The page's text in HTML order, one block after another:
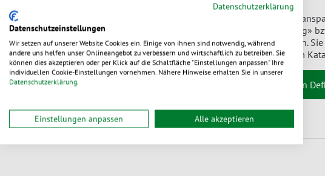
Wir haben klar und
uns so als «nachhaltig»
ausgezeichnet werden.
unseren Produkten im
Mehr zu unseren
Datenschutzerklärung
Datenschutzeinstellungen
Wir setzen auf unserer Website Cookies ein. Einige von ihnen sind notwendig, während
andere uns helfen unser Onlineangebot zu verbessern und wirtschaftlich zu betreiben. Sie
können dies akzeptieren oder per Klick auf die Schaltfläche "Einstellungen anpassen" Ihre
individuellen Cookie-Einstellungen vornehmen. Nähere Hinweise erhalten Sie in unserer
Datenschutzerklärung.
Einstellungen anpassen Alle akzeptieren